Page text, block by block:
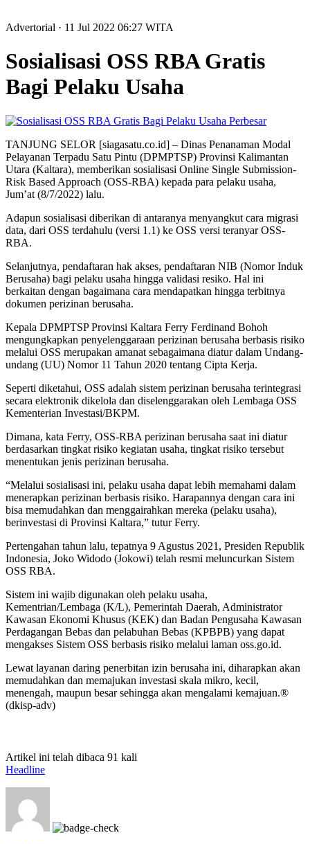
Advertorial · 11 Jul 2022 06:27 WITA
Sosialisasi OSS RBA Gratis
Bagi Pelaku Usaha
Perbesar
TANJUNG SELOR [siagasatu.co.id] – Dinas Penanaman Modal
Pelayanan Terpadu Satu Pintu (DPMPTSP) Provinsi Kalimantan
Utara (Kaltara), memberikan sosialisasi Online Single Submission-
Risk Based Approach (OSS-RBA) kepada para pelaku usaha,
Jum’at (8/7/2022) lalu.
Adapun sosialisasi diberikan di antaranya menyangkut cara migrasi
data, dari OSS terdahulu (versi 1.1) ke OSS versi teranyar OSS-
RBA.
Selanjutnya, pendaftaran hak akses, pendaftaran NIB (Nomor Induk
Berusaha) bagi pelaku usaha hingga validasi resiko. Hal ini
berkaitan dengan bagaimana cara mendapatkan hingga terbitnya
dokumen perizinan berusaha.
Kepala DPMPTSP Provinsi Kaltara Ferry Ferdinand Bohoh
mengungkapkan penyelenggaraan perizinan berusaha berbasis risiko
melalui OSS merupakan amanat sebagaimana diatur dalam Undang-
undang (UU) Nomor 11 Tahun 2020 tentang Cipta Kerja.
Seperti diketahui, OSS adalah sistem perizinan berusaha terintegrasi
secara elektronik dikelola dan diselenggarakan oleh Lembaga OSS
Kementerian Investasi/BKPM.
Dimana, kata Ferry, OSS-RBA perizinan berusaha saat ini diatur
berdasarkan tingkat risiko kegiatan usaha, tingkat risiko tersebut
menentukan jenis perizinan berusaha.
“Melalui sosialisasi ini, pelaku usaha dapat lebih memahami dalam
menerapkan perizinan berbasis risiko. Harapannya dengan cara ini
bisa memudahkan dan menggairahkan mereka (pelaku usaha),
berinvestasi di Provinsi Kaltara,” tutur Ferry.
Pertengahan tahun lalu, tepatnya 9 Agustus 2021, Presiden Republik
Indonesia, Joko Widodo (Jokowi) telah resmi meluncurkan Sistem
OSS RBA.
Sistem ini wajib digunakan oleh pelaku usaha,
Kementrian/Lembaga (K/L), Pemerintah Daerah, Administrator
Kawasan Ekonomi Khusus (KEK) dan Badan Pengusaha Kawasan
Perdagangan Bebas dan pelabuhan Bebas (KPBPB) yang dapat
mengakses Sistem OSS berbasis risiko melalui laman oss.go.id.
Lewat layanan daring penerbitan izin berusaha ini, diharapkan akan
memudahkan dan memajukan investasi skala mikro, kecil,
menengah, maupun besar sehingga akan mengalami kemajuan.®
(dkisp-adv)
Artikel ini telah dibaca 91 kali
Headline